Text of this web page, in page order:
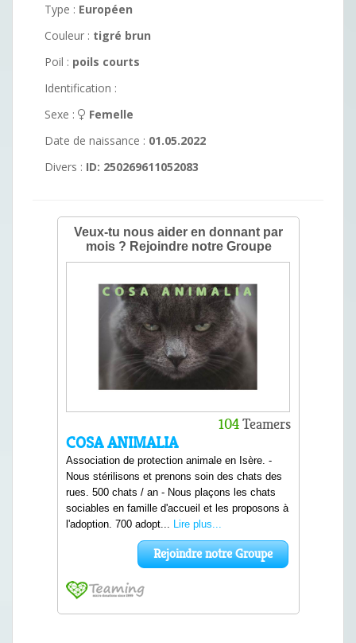
Type : Européen
Couleur : tigré brun
Poil : poils courts
Identification :
Sexe :
Femelle
Date de naissance : 01.05.2022
Divers : ID: 250269611052083